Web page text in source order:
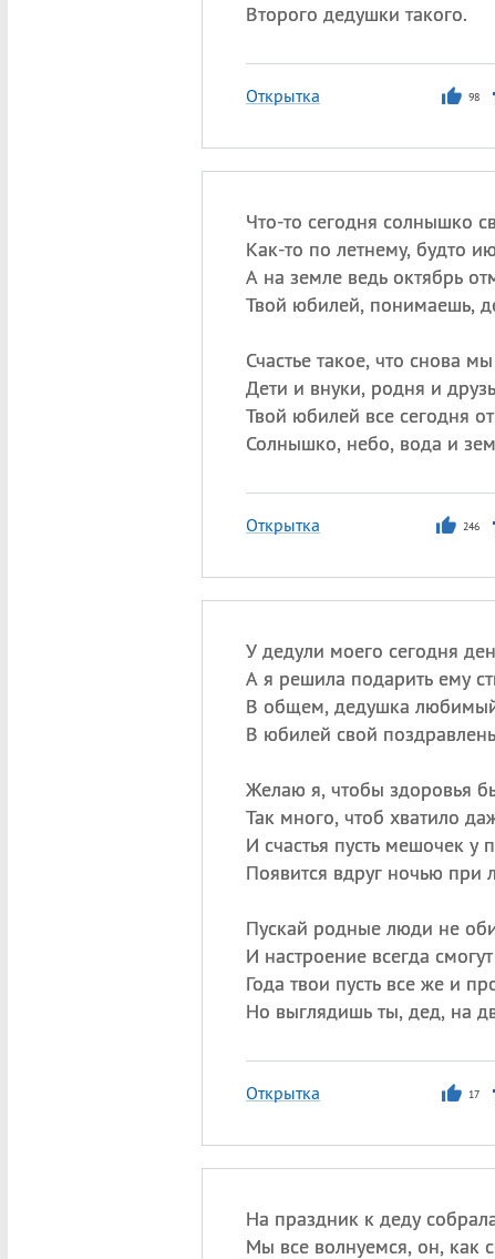
Второго дедушки такого.
Открытка 98
Что-то сегодня солнышко
Как-то по летнему, будто
А на земле ведь октябрь
Твой юбилей, понимаешь,
Счастье такое, что снова
Дети и внуки, родня и
Твой юбилей все сегодня
Солнышко, небо, вода и
Открытка 246
У дедули моего сегодня
А я решила подарить ему
В общем, дедушка
В юбилей свой
Желаю я, чтобы здоровья
Так много, чтоб хватило
И счастья пусть мешочек у
Появится вдруг ночью при
Пускай родные люди не
И настроение всегда
Года твои пусть все же и
Но выглядишь ты, дед, на
Открытка 17
На праздник к деду
Мы все волнуемся, он, как